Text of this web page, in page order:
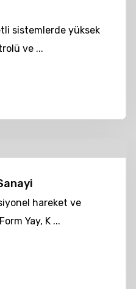
sistemlerde yüksek
ve ...
hareket ve
Yay, K ...